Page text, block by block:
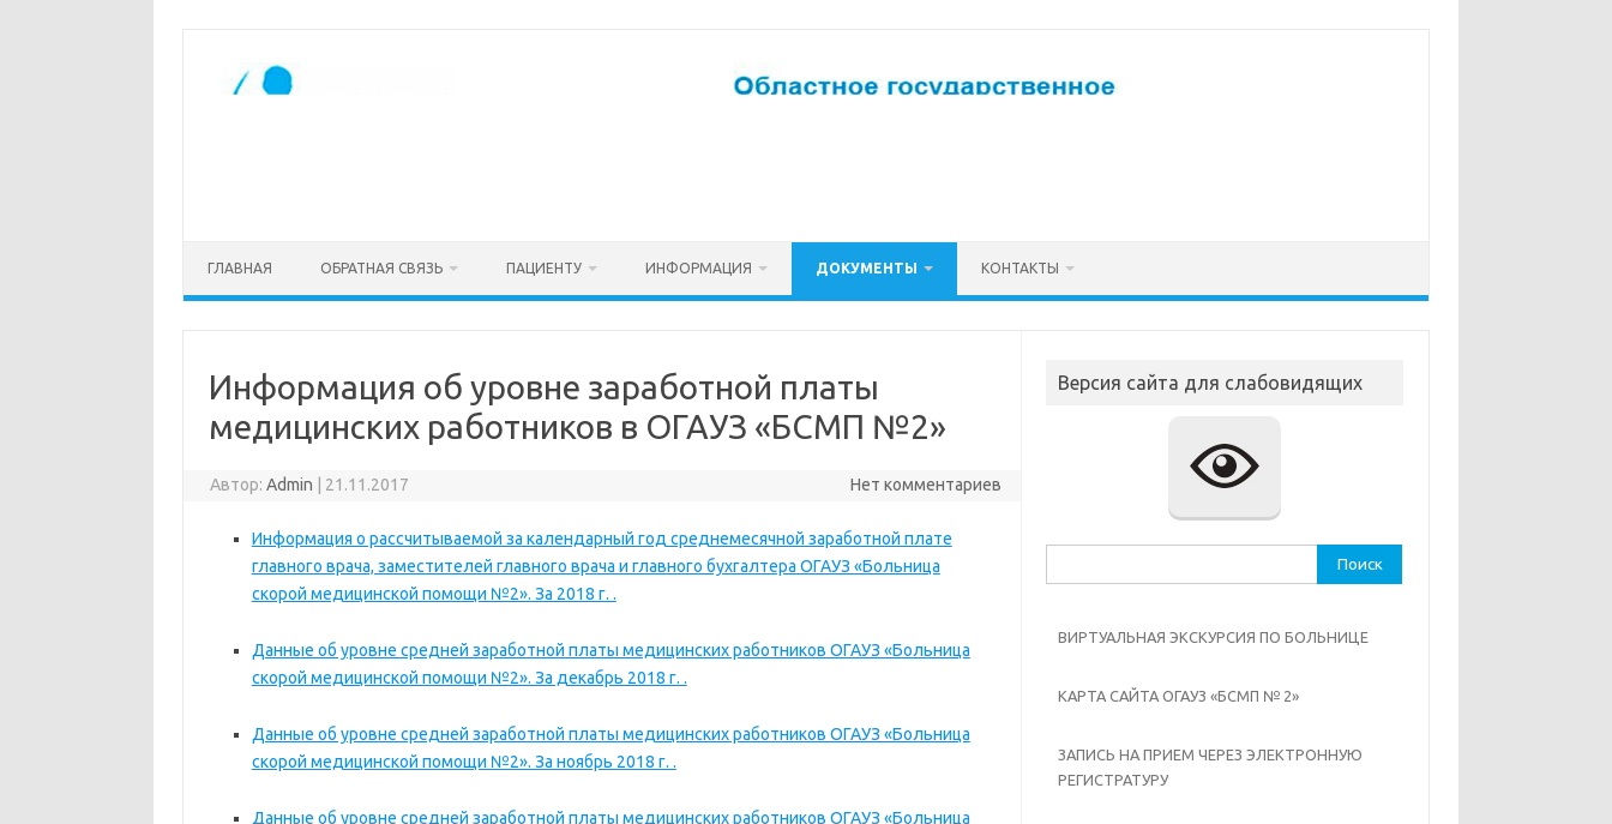
содержимому
ГЛАВНАЯ ОБРАТНАЯ СВЯЗЬ ПАЦИЕНТУ ИНФОРМАЦИЯ ДОКУМЕНТЫ КОНТАКТЫ
Информация об уровне заработной платы
медицинских работников в ОГАУЗ «БСМП №2»
Автор:Admin 21.11.2017 Нет комментариев
Информация о рассчитываемой за календарный год среднемесячной заработной плате
главного врача, заместителей главного врача и главного бухгалтера ОГАУЗ «Больница
скорой медицинской помощи №2». За 2018 г. .
Данные об уровне средней заработной платы медицинских работников ОГАУЗ «Больница
скорой медицинской помощи №2». За декабрь 2018 г. .
Данные об уровне средней заработной платы медицинских работников ОГАУЗ «Больница
скорой медицинской помощи №2». За ноябрь 2018 г. .
Данные об уровне средней заработной платы медицинских работников ОГАУЗ «Больница
Версия сайта для слабовидящих
ВИРТУАЛЬНАЯ ЭКСКУРСИЯ ПО БОЛЬНИЦЕ
КАРТА САЙТА ОГАУЗ «БСМП № 2»
ЗАПИСЬ НА ПРИЕМ ЧЕРЕЗ ЭЛЕКТРОННУЮ
РЕГИСТРАТУРУ